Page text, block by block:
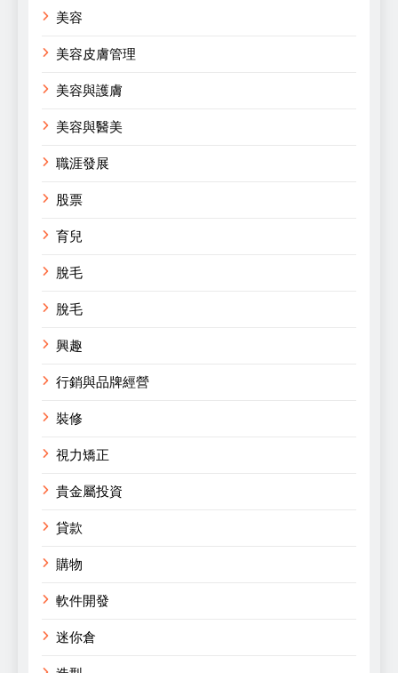
美容
美容皮膚管理
美容與護膚
美容與醫美
職涯發展
股票
育兒
脫毛
脫毛
興趣
行銷與品牌經營
裝修
視力矯正
貴金屬投資
貸款
購物
軟件開發
迷你倉